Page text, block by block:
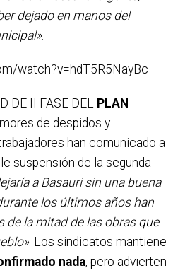
dejado en manos del
.
watch?v=hdT5R5NayBc
DE II FASE DEL PLAN
de despidos y
han comunicado a
suspensión de la segunda
a Basauri sin una buena
los últimos años han
de la mitad de las obras que
. Los sindicatos mantiene
nada, pero advierten